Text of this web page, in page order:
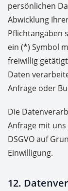
persönlichen
Abwicklung
Pflichtangaben
ein (*) Symbol
freiwillig
Daten
Anfrage oder
Die
Anfrage mit uns
DSGVO auf
Einwilligung.
12.